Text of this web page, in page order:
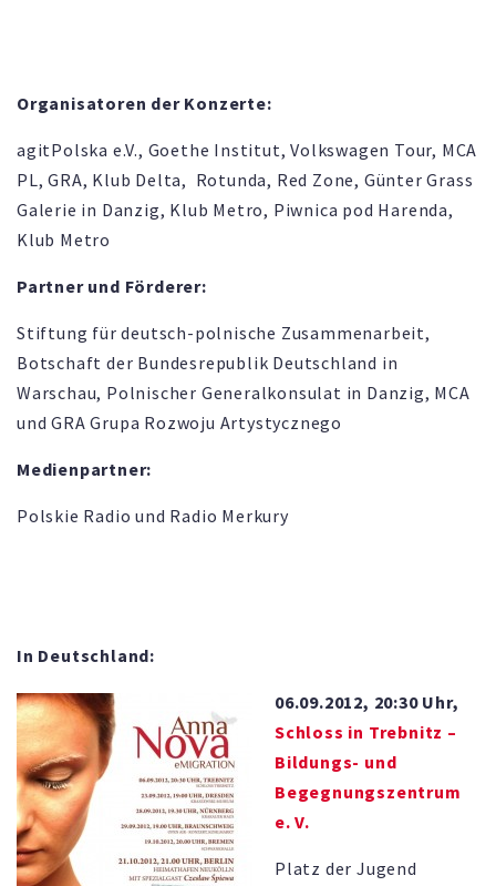
Organisatoren der Konzerte:
agitPolska e.V., Goethe Institut, Volkswagen Tour, MCA
PL, GRA, Klub Delta, Rotunda, Red Zone, Günter Grass
Galerie in Danzig, Klub Metro, Piwnica pod Harenda,
Klub Metro
Partner und Förderer:
Stiftung für deutsch-polnische Zusammenarbeit,
Botschaft der Bundesrepublik Deutschland in
Warschau, Polnischer Generalkonsulat in Danzig, MCA
und GRA Grupa Rozwoju Artystycznego
Medienpartner:
Polskie Radio und Radio Merkury
In Deutschland:
06.09.2012, 20:30 Uhr,
Schloss in Trebnitz –
Bildungs- und
Begegnungszentrum
e. V.
Platz der Jugend